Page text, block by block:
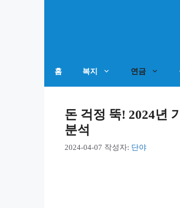
홈 복지 연금
돈 걱정 뚝! 2024년
분석
2024-04-07 작성자: 단야